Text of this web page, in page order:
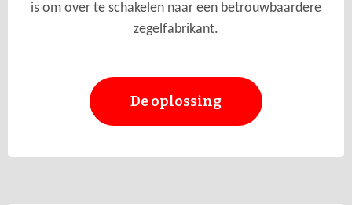
is om over te schakelen naar een betrouwbaardere
zegelfabrikant.
De oplossing